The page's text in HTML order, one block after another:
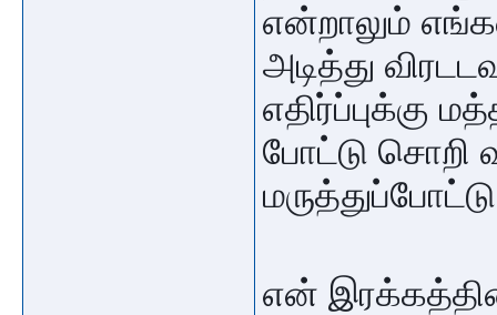
என்றாலும்
அடித்து
எதிர்ப்புக்கு
போட்டு சொறி
என்